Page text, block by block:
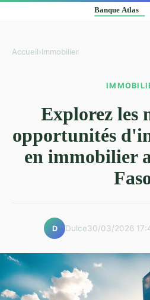
Accueil›Immobilier
Explorez les
opportunités
en immobilier
D Dulce30/03/2026